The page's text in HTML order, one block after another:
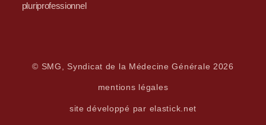
pluriprofessionnel
© SMG, Syndicat de la Médecine Générale 2026
mentions légales
site développé par elastick.net